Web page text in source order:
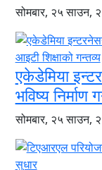
सोमबार, २५ साउन,
एकेडेमिया
भविष्य निर्माण
सोमबार, २५ साउन,